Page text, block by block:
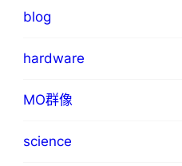
blog
hardware
MO群像
science